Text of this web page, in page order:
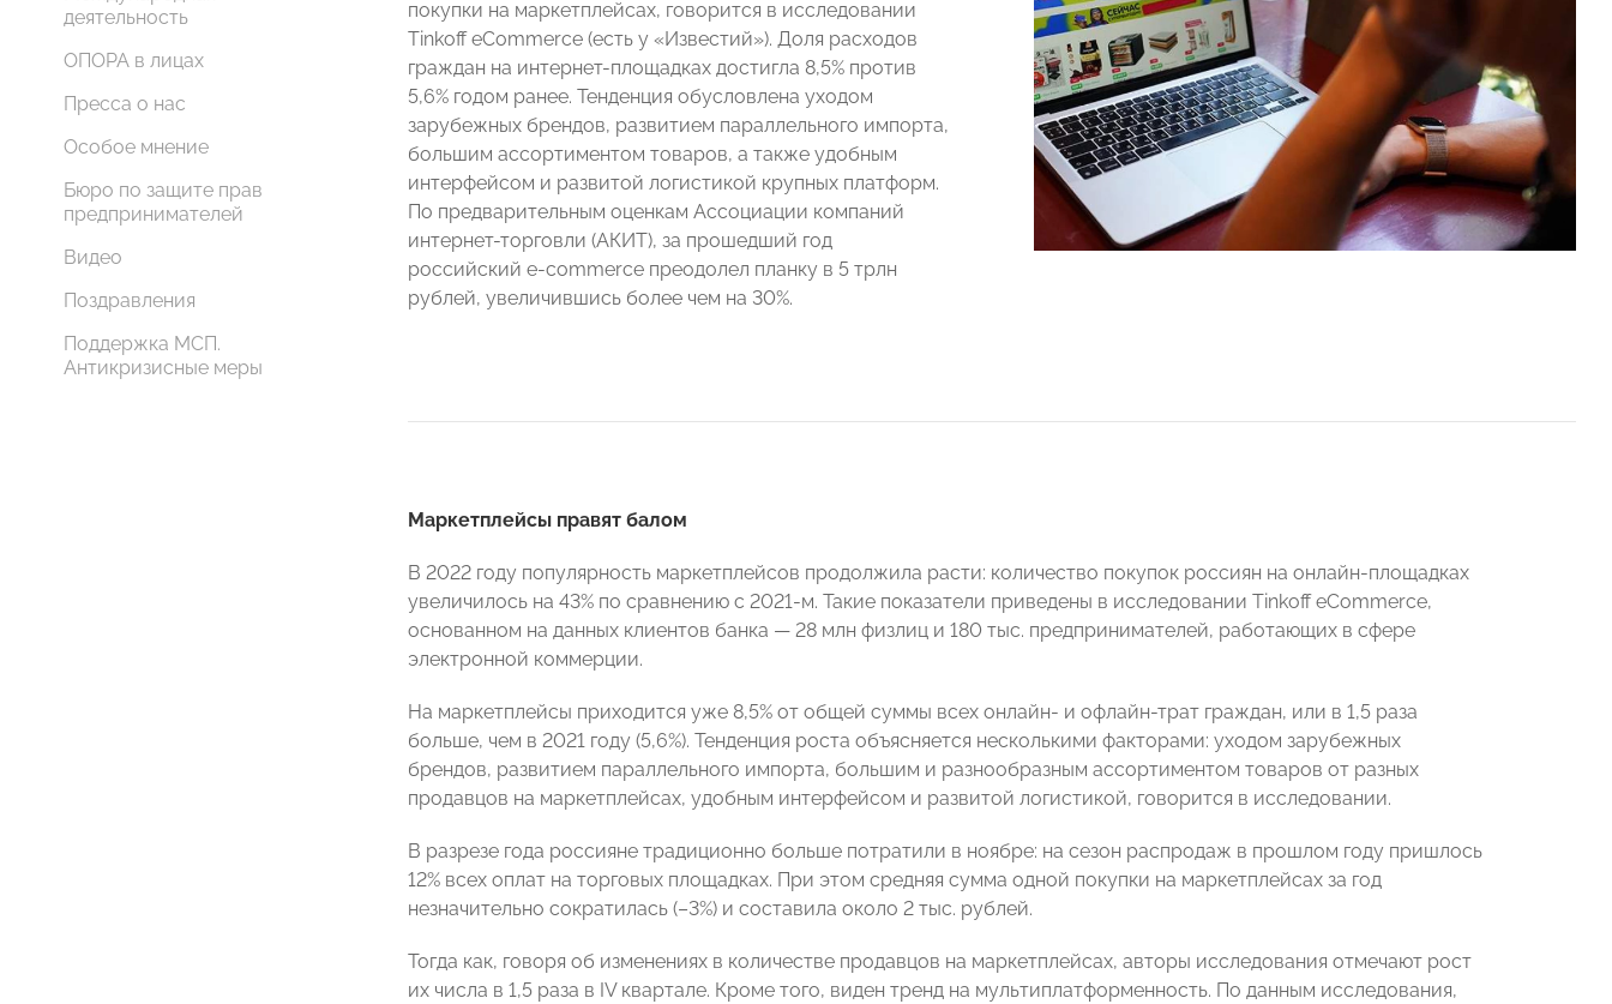
деятельность
ОПОРА в лицах
Пресса о нас
Особое мнение
Бюро по защите прав
предпринимателей
Видео
Поздравления
Поддержка МСП.
Антикризисные меры
покупки на маркетплейсах, говорится в исследовании
Tinkoff eCommerce (есть у «Известий»). Доля расходов
граждан на интернет-площадках достигла 8,5% против
5,6% годом ранее. Тенденция обусловлена уходом
зарубежных брендов, развитием параллельного импорта,
большим ассортиментом товаров, а также удобным
интерфейсом и развитой логистикой крупных платформ.
По предварительным оценкам Ассоциации компаний
интернет-торговли (АКИТ), за прошедший год
российский e-commerce преодолел планку в 5 трлн
рублей, увеличившись более чем на 30%.
Маркетплейсы правят балом
В 2022 году популярность маркетплейсов продолжила расти: количество покупок россиян на онлайн-площадках
увеличилось на 43% по сравнению с 2021-м. Такие показатели приведены в исследовании Tinkoff eCommerce,
основанном на данных клиентов банка — 28 млн физлиц и 180 тыс. предпринимателей, работающих в сфере
электронной коммерции.
На маркетплейсы приходится уже 8,5% от общей суммы всех онлайн- и офлайн-трат граждан, или в 1,5 раза
больше, чем в 2021 году (5,6%). Тенденция роста объясняется несколькими факторами: уходом зарубежных
брендов, развитием параллельного импорта, большим и разнообразным ассортиментом товаров от разных
продавцов на маркетплейсах, удобным интерфейсом и развитой логистикой, говорится в исследовании.
В разрезе года россияне традиционно больше потратили в ноябре: на сезон распродаж в прошлом году пришлось
12% всех оплат на торговых площадках. При этом средняя сумма одной покупки на маркетплейсах за год
незначительно сократилась (–3%) и составила около 2 тыс. рублей.
Тогда как, говоря об изменениях в количестве продавцов на маркетплейсах, авторы исследования отмечают рост
их числа в 1,5 раза в IV квартале. Кроме того, виден тренд на мультиплатформенность. По данным исследования,